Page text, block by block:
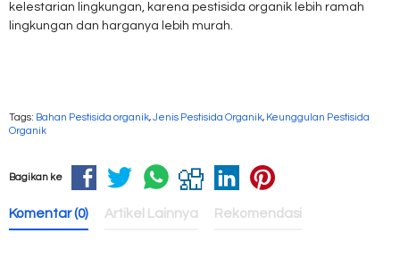
kelestarian lingkungan, karena pestisida organik lebih ramah
lingkungan dan harganya lebih murah.
Tags: Bahan Pestisida organik,Jenis Pestisida Organik, Keunggulan Pestisida
Organik
Bagikan ke
Komentar (0) Artikel Lainnya Rekomendasi